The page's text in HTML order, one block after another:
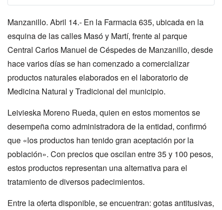
Manzanillo. Abril 14.- En la Farmacia 635, ubicada en la
esquina de las calles Masó y Martí, frente al parque
Central Carlos Manuel de Céspedes de Manzanillo, desde
hace varios días se han comenzado a comercializar
productos naturales elaborados en el laboratorio de
Medicina Natural y Tradicional del municipio.
Leivieska Moreno Rueda, quien en estos momentos se
desempeña como administradora de la entidad, confirmó
que «los productos han tenido gran aceptación por la
población». Con precios que oscilan entre 35 y 100 pesos,
estos productos representan una alternativa para el
tratamiento de diversos padecimientos.
Entre la oferta disponible, se encuentran: gotas antitusivas,